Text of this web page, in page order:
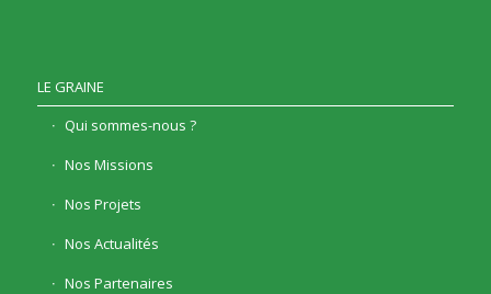
LE GRAINE
Qui sommes-nous ?
Nos Missions
Nos Projets
Nos Actualités
Nos Partenaires